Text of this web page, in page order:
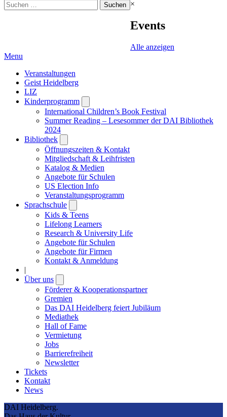
Suchen
nach:
×
Events
Alle anzeigen
Menu
Veranstaltungen
Geist Heidelberg
LIZ
Kinderprogramm
submenu
International Children’s Book Festival
Summer Reading – Lesesommer der DAI Bibliothek
2024
Bibliothek
submenu
Öffnungszeiten & Kontakt
Mitgliedschaft & Leihfristen
Katalog & Medien
Angebote für Schulen
US Election Info
Veranstaltungsprogramm
Sprachschule
submenu
Kids & Teens
Lifelong Learners
Research & University Life
Angebote für Schulen
Angebote für Firmen
Kontakt & Anmeldung
|
Über uns
submenu
Förderer & Kooperationspartner
Gremien
Das DAI Heidelberg feiert Jubiläum
Mediathek
Hall of Fame
Vermietung
Jobs
Barrierefreiheit
Newsletter
Tickets
Kontakt
News
DAI Heidelberg.